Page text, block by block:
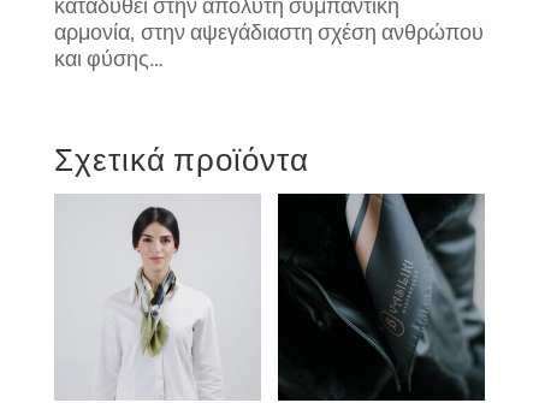
αρμονία, στην αψεγάδιαστη σχέση ανθρώπου
και φύσης…
Σχετικά προϊόντα